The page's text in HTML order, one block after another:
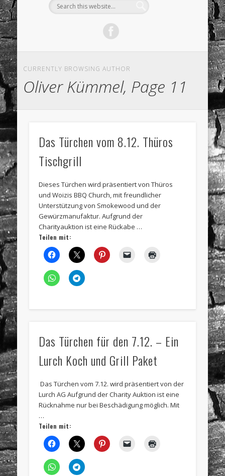
CURRENTLY BROWSING AUTHOR
Oliver Kümmel, Page 11
Das Türchen vom 8.12. Thüros
Tischgrill
Dieses Türchen wird präsentiert von Thüros
und Woizis BBQ Church, mit freundlicher
Unterstützung von Smokewood und der
Gewürzmanufaktur. Aufgrund der
Charityauktion ist eine Rückabe …
Teilen mit:
Das Türchen für den 7.12. – Ein
Lurch Koch und Grill Paket
Das Türchen vom 7.12. wird präsentiert von der
Lurch AG Aufgrund der Charity Auktion ist eine
Rücknahme nur bei Beschädigung möglich. Mit
…
Teilen mit: